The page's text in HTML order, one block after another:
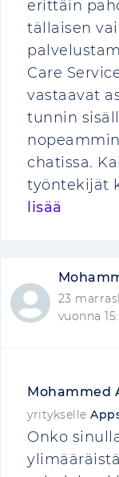
erittäin
tällaisen
Care
vastaavat
tunnin
chatissa.
työntekijät
lisää
23
vuonna
Mohammed
yritykselle
Onko